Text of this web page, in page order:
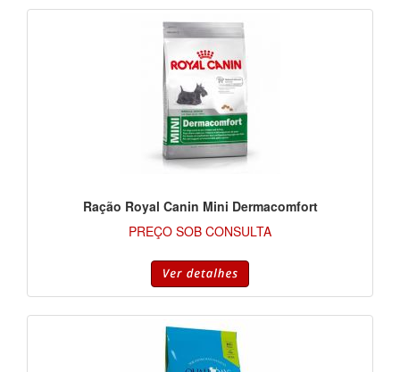
Ração Royal Canin Mini Dermacomfort
PREÇO SOB CONSULTA